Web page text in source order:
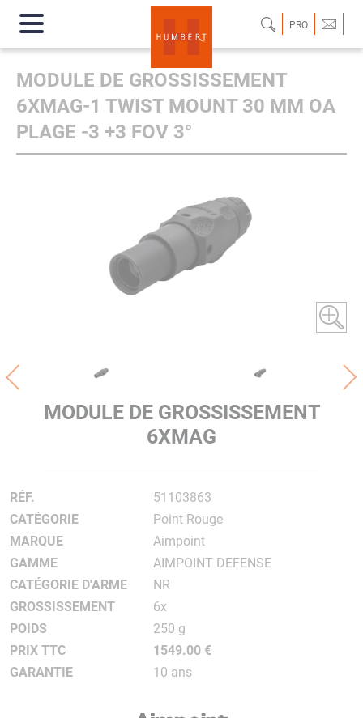
PRO
MODULE DE GROSSISSEMENT
6XMAG-1 TWIST MOUNT 30 MM OA
PLAGE -3 +3 FOV 3°
MODULE DE GROSSISSEMENT
6XMAG
RÉF.
51103863
CATÉGORIE
Point Rouge
MARQUE
Aimpoint
GAMME
AIMPOINT DEFENSE
CATÉGORIE D'ARME
NR
GROSSISSEMENT
6x
POIDS
250 g
PRIX TTC
1549.00 €
GARANTIE
10 ans